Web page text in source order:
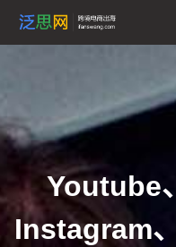
Youtube
Instagram